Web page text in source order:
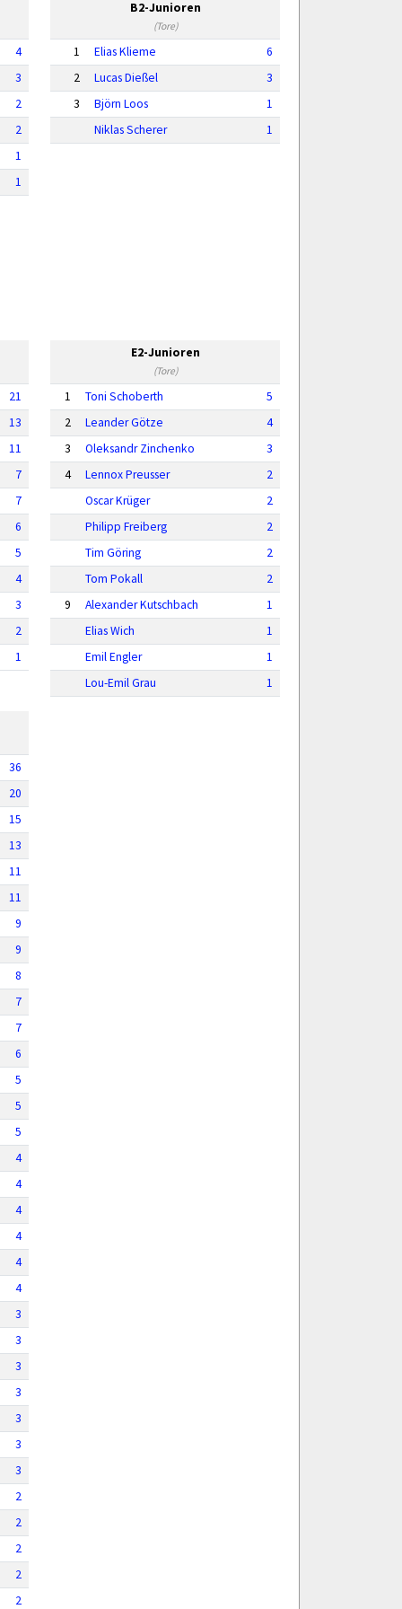
4
3
2
2
1
1
B2-Junioren
(Tore)
1 Elias Klieme
6
2
Lucas Dießel
3
3
Björn Loos
1
Niklas Scherer
1
21
13
11
7
7
6
5
4
3
2
1
E2-Junioren
(Tore)
1 Toni Schoberth
5
2
Leander Götze
4
3
Oleksandr Zinchenko
3
4
Lennox Preusser
2
Oscar Krüger
2
Philipp Freiberg
2
Tim Göring
2
Tom Pokall
2
9
Alexander Kutschbach
1
Elias Wich
1
Emil Engler
1
Lou-Emil Grau
1
36
20
15
13
11
11
9
9
8
7
7
6
5
5
5
4
4
4
4
4
4
3
3
3
3
3
3
3
2
2
2
2
2